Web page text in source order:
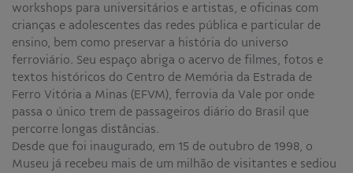
workshops para universitários e artistas, e oficinas com
crianças e adolescentes das redes pública e particular de
ensino, bem como preservar a história do universo
ferroviário. Seu espaço abriga o acervo de filmes, fotos e
textos históricos do Centro de Memória da Estrada de
Ferro Vitória a Minas (EFVM), ferrovia da Vale por onde
passa o único trem de passageiros diário do Brasil que
percorre longas distâncias.
Desde que foi inaugurado, em 15 de outubro de 1998, o
Museu já recebeu mais de um milhão de visitantes e sediou